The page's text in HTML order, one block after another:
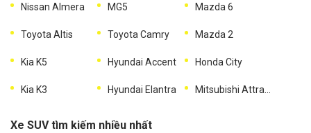
Nissan Almera MG5 Mazda 6
Toyota Altis Toyota Camry Mazda 2
Kia K5 Hyundai Accent Honda City
Kia K3 Hyundai Elantra Mitsubishi Attrage
Xe SUV tìm kiếm nhiều nhất